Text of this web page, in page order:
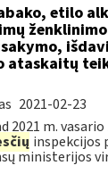
etilo
ženklinimo
ataskaitų
2021-02-23
2021 m.
inspekcijos
ministerijos